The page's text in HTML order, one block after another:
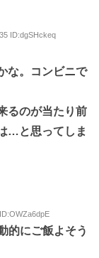
ID:dgSHckeq
な。コンビニで
るのが当たり前
…と思ってしま
的にご飯よそう